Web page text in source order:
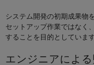
システム開発の初期成果物
セットアップ作業ではなく
することを目的としています
エンジニアによる